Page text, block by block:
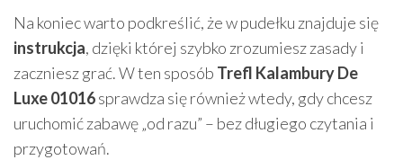
Na koniec warto podkreślić, że w pudełku znajduje się
instrukcja, dzięki której szybko zrozumiesz zasady i
zaczniesz grać. W ten sposób Trefl Kalambury De
Luxe 01016sprawdza się również wtedy, gdy chcesz
uruchomić zabawę „od razu” – bez długiego czytania i
przygotowań.